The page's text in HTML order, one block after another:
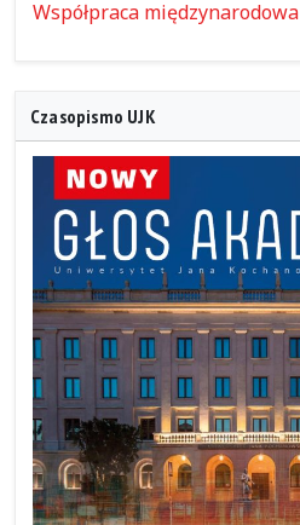
Współpraca międzynarodowa
Czasopismo UJK